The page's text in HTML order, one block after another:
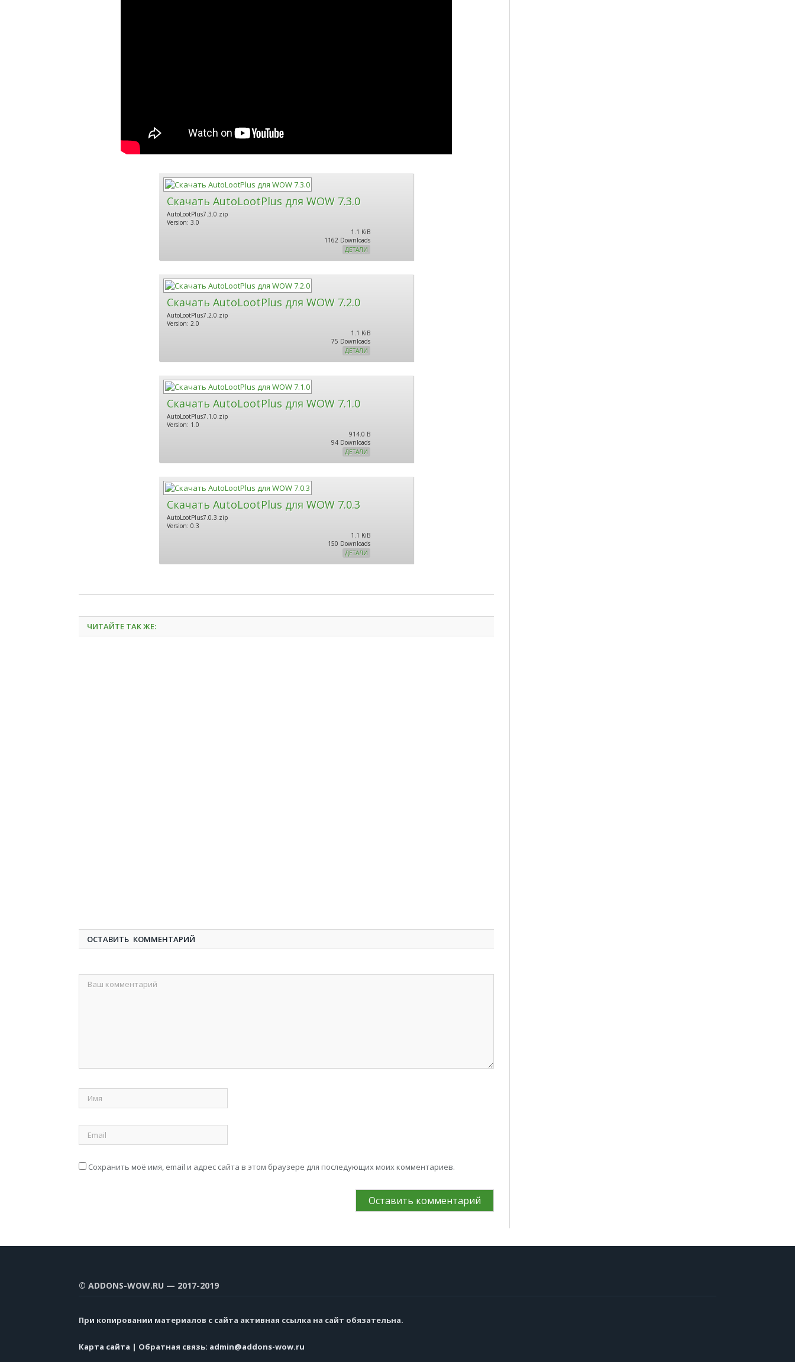
Скачать AutoLootPlus для WOW 7.3.0
AutoLootPlus7.3.0.zip
Version: 3.0
1.1 KiB
1162 Downloads
ДЕТАЛИ
Скачать AutoLootPlus для WOW 7.2.0
AutoLootPlus7.2.0.zip
Version: 2.0
1.1 KiB
75 Downloads
ДЕТАЛИ
Скачать AutoLootPlus для WOW 7.1.0
AutoLootPlus7.1.0.zip
Version: 1.0
914.0 B
94 Downloads
ДЕТАЛИ
Скачать AutoLootPlus для WOW 7.0.3
AutoLootPlus7.0.3.zip
Version: 0.3
1.1 KiB
150 Downloads
ДЕТАЛИ
ЧИТАЙТЕ ТАК ЖЕ:
ОСТАВИТЬ КОММЕНТАРИЙ
Сохранить моё имя, email и адрес сайта в этом браузере для последующих моих комментариев.
© ADDONS-WOW.RU — 2017-2019
При копировании материалов с сайта активная ссылка на сайт обязательна.
Карта сайта | Обратная связь: admin@addons-wow.ru